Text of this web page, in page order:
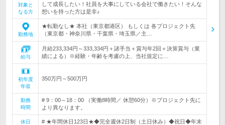
対象と
なる方
して成長したい！社員を大事にしている会社で働きたい！そんな
想いを持った方は是非♪
勤務地
★転勤なし★ 本社（東京都港区） もしくは 各プロジェクト先
（東京都・神奈川県・千葉県・埼玉県／主…
給与
月給233,334円～333,334円＋諸手当＋賞与年2回＋決算賞与（業
績による）※経験・年齢を考慮の上、当社規定に…
初年度
年収
350万円～500万円
勤務
時間
# 9：00～18：00 （実働8時間／ 休憩60分）※プロジェクト先に
より異なります。
休日
# ★年間休日123日★◆完全週休2日制（土日休み）◆祝日◆年末